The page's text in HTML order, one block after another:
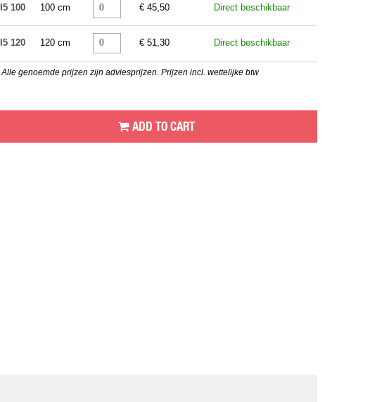
I5 100 100 cm € 45,50 Direct beschikbaar
I5 120 120 cm € 51,30 Direct beschikbaar
Alle genoemde prijzen zijn adviesprijzen. Prijzen incl. wettelijke btw
ADD TO CART